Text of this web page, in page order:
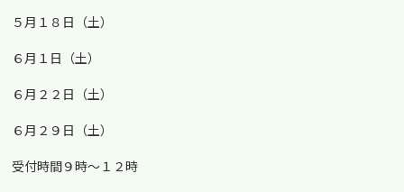
５月１８日（土）
６月１日（土）
６月２２日（土）
６月２９日（土）
受付時間９時～１２時